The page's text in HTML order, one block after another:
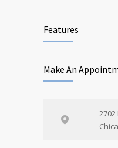
Features
Make An